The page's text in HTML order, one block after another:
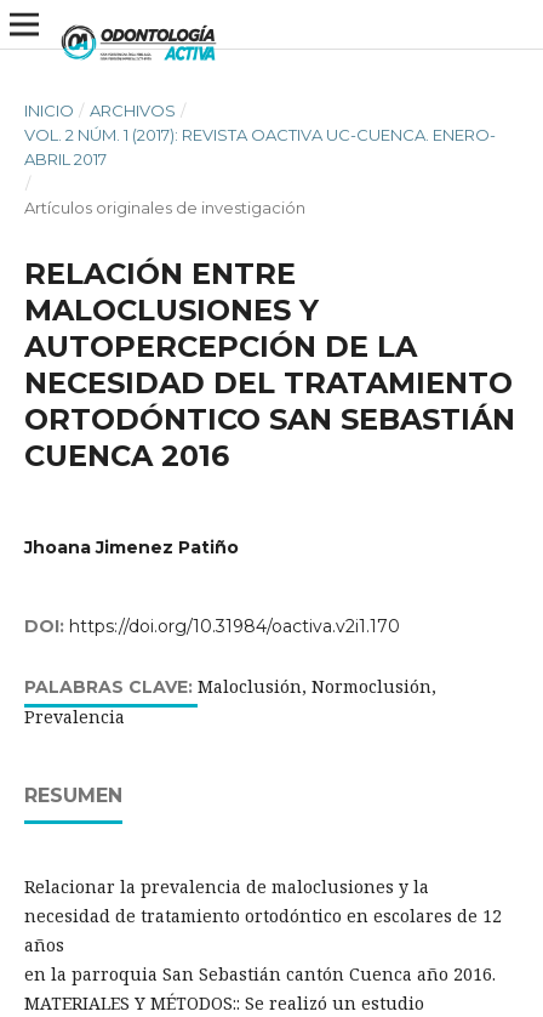
INICIO / ARCHIVOS /
VOL. 2 NÚM. 1 (2017): REVISTA OACTIVA UC-CUENCA. ENERO-
ABRIL 2017
/
Artículos originales de investigación
RELACIÓN ENTRE
MALOCLUSIONES Y
AUTOPERCEPCIÓN DE LA
NECESIDAD DEL TRATAMIENTO
ORTODÓNTICO SAN SEBASTIÁN
CUENCA 2016
Jhoana Jimenez Patiño
DOI: https://doi.org/10.31984/oactiva.v2i1.170
PALABRAS CLAVE: Maloclusión, Normoclusión,
Prevalencia
RESUMEN
Relacionar la prevalencia de maloclusiones y la
necesidad de tratamiento ortodóntico en escolares de 12
años
en la parroquia San Sebastián cantón Cuenca año 2016.
MATERIALES Y MÉTODOS:: Se realizó un estudio